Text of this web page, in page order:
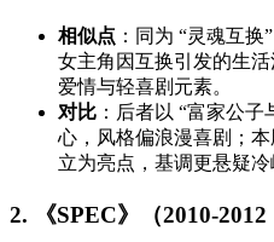
相似点 ：同为 “灵魂互
女主角因互换引发的生活
爱情与轻喜剧元素。
对比 ：后者以 “富家公
心，风格偏浪漫喜剧；
立为亮点，基调更悬疑冷
2. 《SPEC》（2010-2012